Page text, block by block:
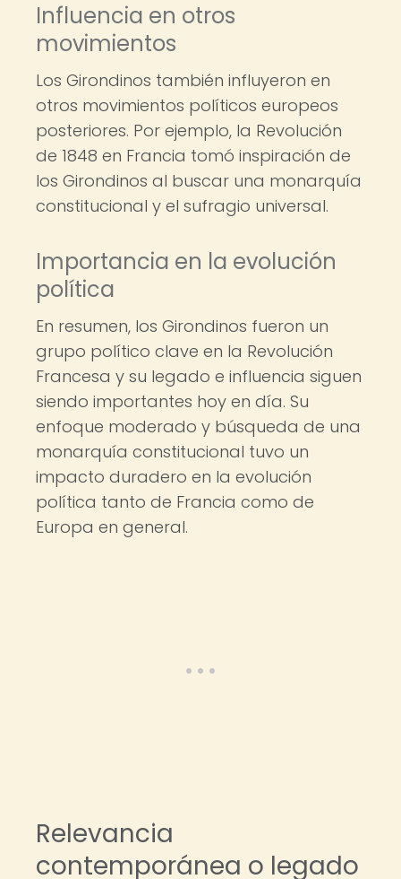
Influencia en otros
movimientos
Los Girondinos también influyeron en
otros movimientos políticos europeos
posteriores. Por ejemplo, la Revolución
de 1848 en Francia tomó inspiración de
los Girondinos al buscar una monarquía
constitucional y el sufragio universal.
Importancia en la evolución
política
En resumen, los Girondinos fueron un
grupo político clave en la Revolución
Francesa y su legado e influencia siguen
siendo importantes hoy en día. Su
enfoque moderado y búsqueda de una
monarquía constitucional tuvo un
impacto duradero en la evolución
política tanto de Francia como de
Europa en general.
Relevancia
contemporánea o legado